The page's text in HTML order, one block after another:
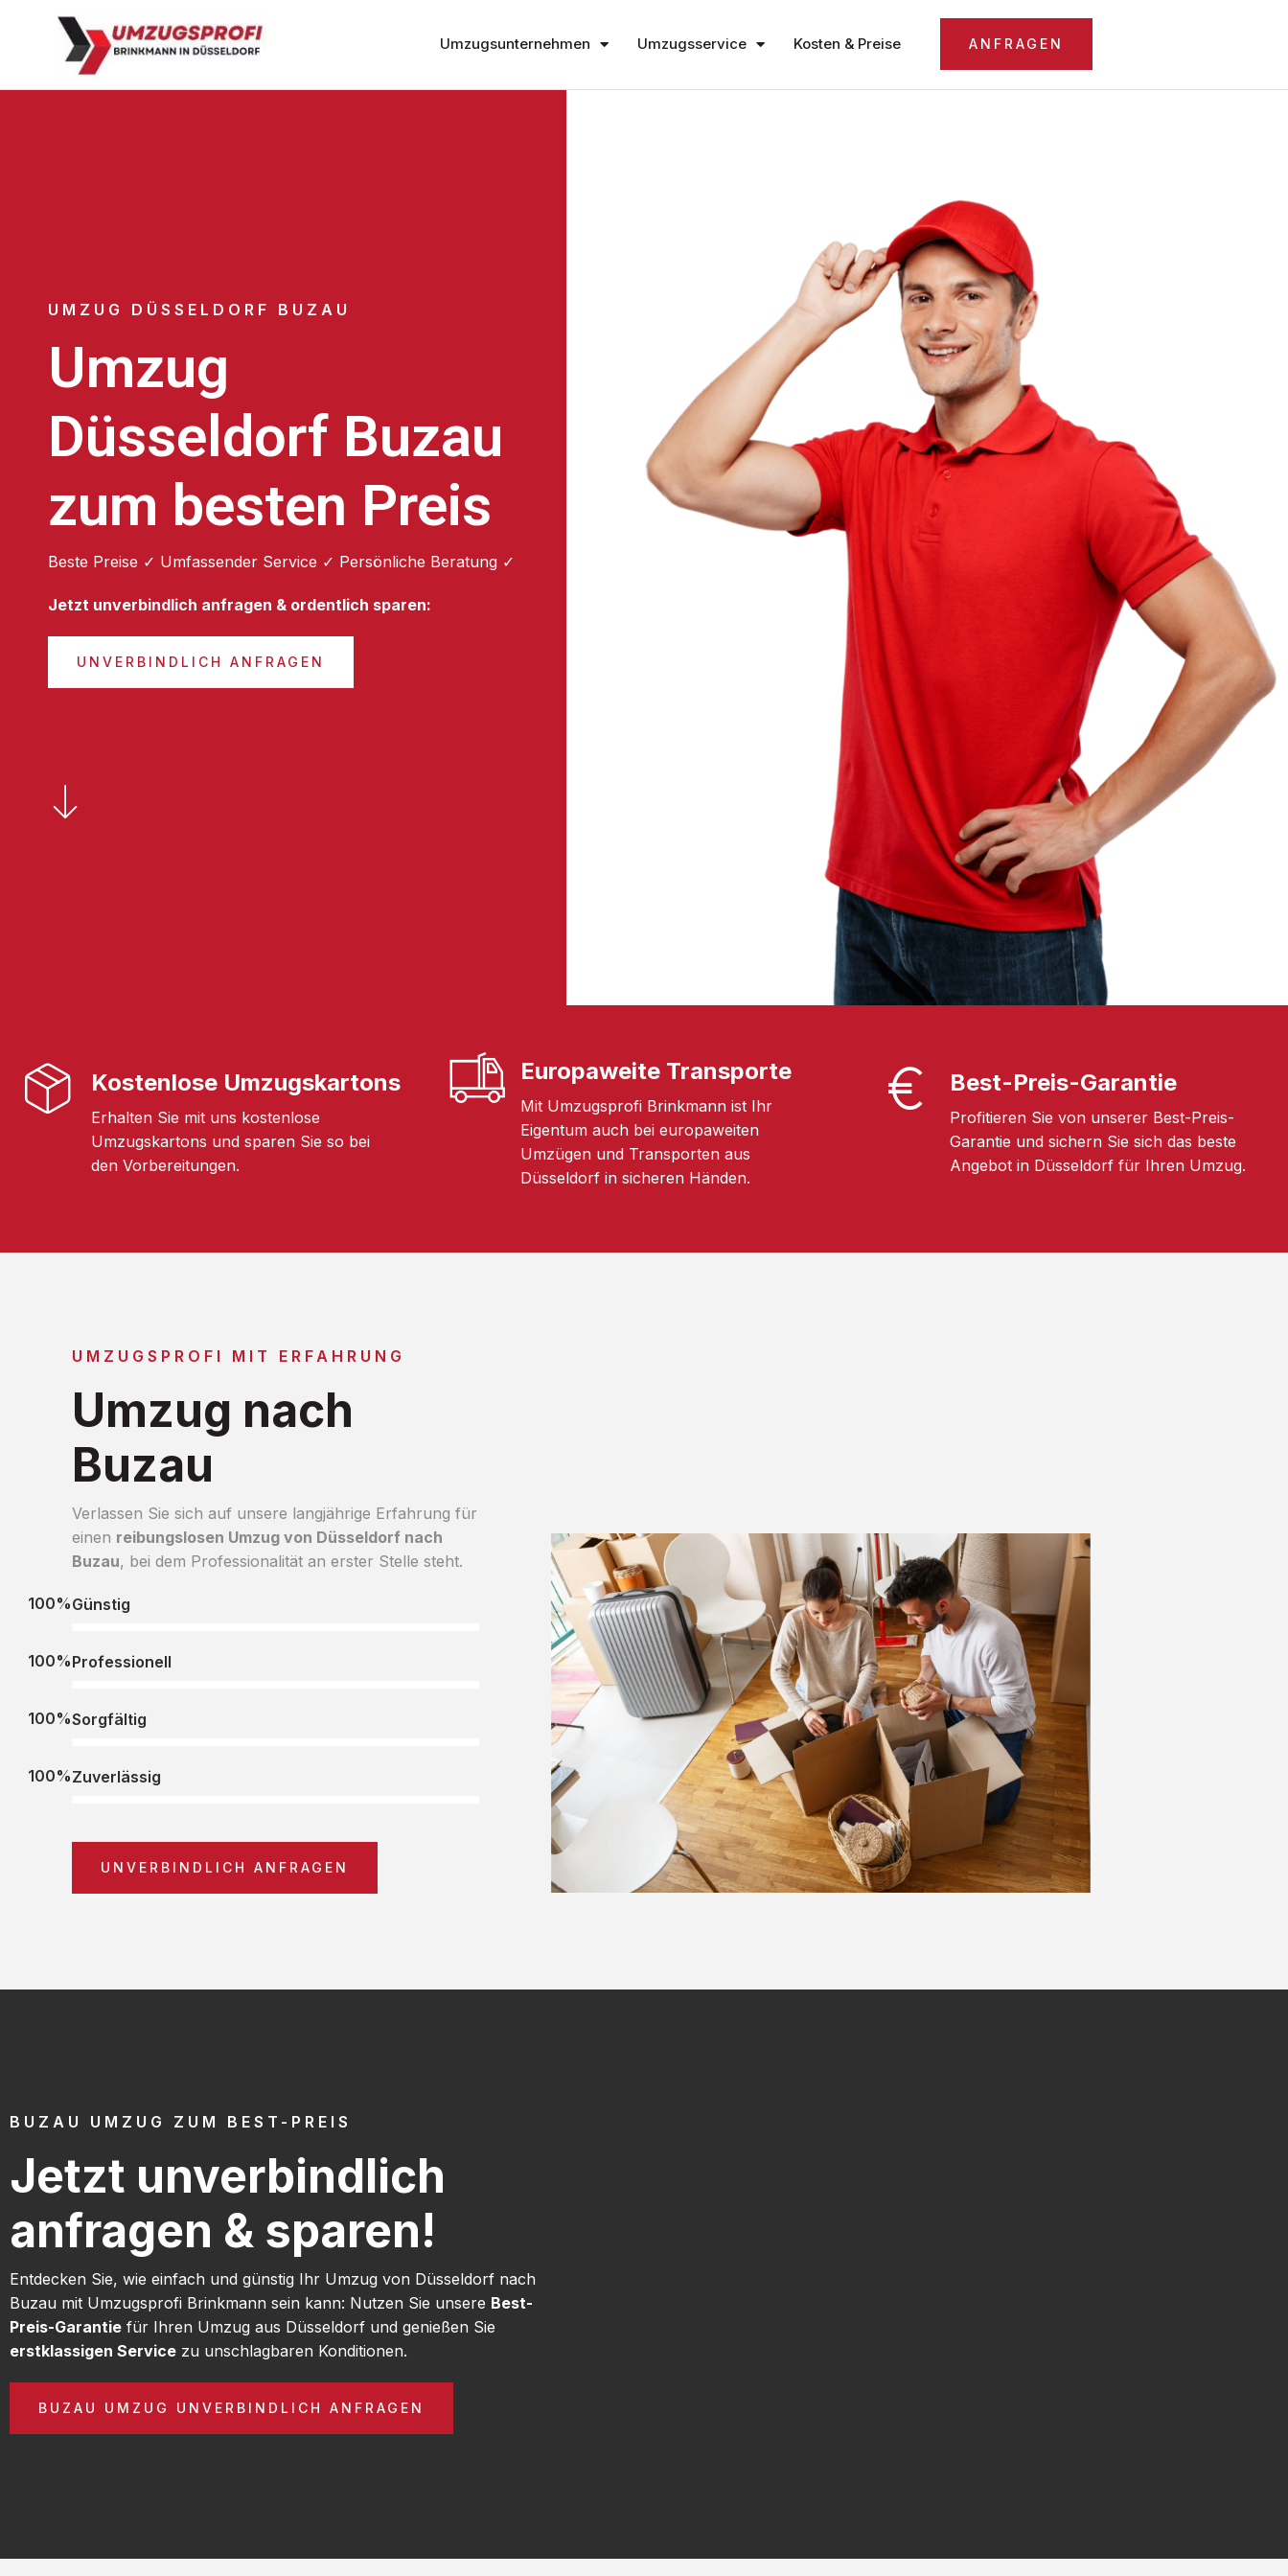
Umzugsunternehmen Umzugsservice Kosten & Preise ANFRAGEN
UMZUG DÜSSELDORF BUZAU
Umzug
Düsseldorf Buzau
zum besten Preis
Beste Preise ✓ Umfassender Service ✓ Persönliche Beratung ✓
Jetzt unverbindlich anfragen & ordentlich sparen:
UNVERBINDLICH ANFRAGEN
Kostenlose Umzugskartons
Erhalten Sie mit uns kostenlose
Umzugskartons und sparen Sie so bei
den Vorbereitungen.
Europaweite Transporte
Mit Umzugsprofi Brinkmann ist Ihr
Eigentum auch bei europaweiten
Umzügen und Transporten aus
Düsseldorf in sicheren Händen.
Best-Preis-Garantie
Profitieren Sie von unserer Best-Preis-
Garantie und sichern Sie sich das beste
Angebot in Düsseldorf für Ihren Umzug.
UMZUGSPROFI MIT ERFAHRUNG
Umzug nach
Buzau
Verlassen Sie sich auf unsere langjährige Erfahrung für
einen reibungslosen Umzug von Düsseldorf nach
Buzau, bei dem Professionalität an erster Stelle steht.
Günstig
100%
Professionell
100%
Sorgfältig
100%
Zuverlässig
100%
UNVERBINDLICH ANFRAGEN
BUZAU UMZUG ZUM BEST-PREIS
Jetzt unverbindlich
anfragen & sparen!
Entdecken Sie, wie einfach und günstig Ihr Umzug von Düsseldorf nach
Buzau mit Umzugsprofi Brinkmann sein kann: Nutzen Sie unsere Best-
Preis-Garantie für Ihren Umzug aus Düsseldorf und genießen Sie
erstklassigen Service zu unschlagbaren Konditionen.
BUZAU UMZUG UNVERBINDLICH ANFRAGEN